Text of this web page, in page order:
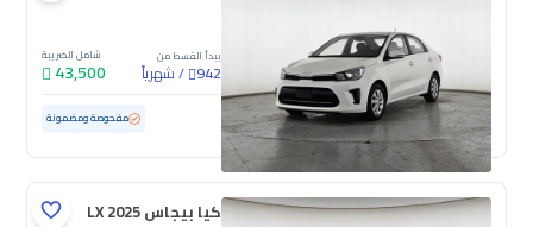
يبدأ القسط من
942
/شهرياً
شامل الضريبة
43,500
مستعملة 20,160 كم ممشى قليل مفحوصة ومضمونة
كيا بيجاس LX 2025